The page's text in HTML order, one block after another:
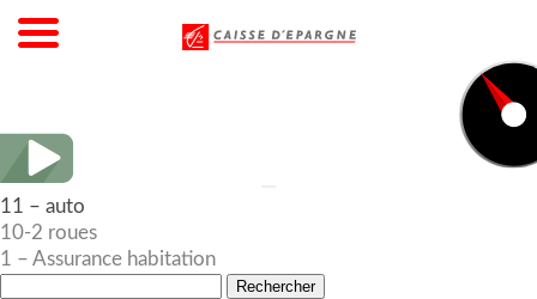
11 – auto
Navigation
de
10-2 roues
1 – Assurance habitation